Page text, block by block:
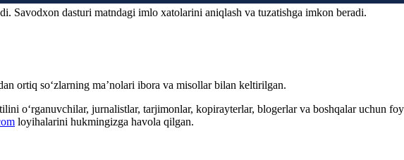
Savodxon dasturi matndagi imlo xatolarini aniqlash va tuzatishga imkon beradi.
ortiq so‘zlarning ma’nolari ibora va misollar bilan keltirilgan.
o‘rganuvchilar, jurnalistlar, tarjimonlar, kopirayterlar, blogerlar va boshqalar uchun
loyihalarini hukmingizga havola qilgan.